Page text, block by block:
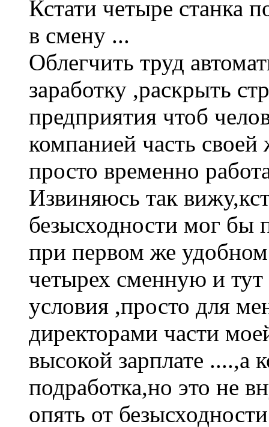
Кстати четыре станка
в смену ...
Облегчить труд
заработку ,раскрыть
предприятия чтоб
компанией часть
просто временно
Извиняюсь так
безысходности мог бы
при первом же
четырех сменную и тут
условия ,просто для
директорами части
высокой зарплате ....,а
подработка,но это не
опять от